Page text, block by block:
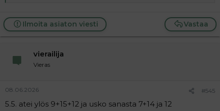
2.1 keskellä alhaalla 10 2 8 ei löydy oikeaa sanamuotoa
niistä on käytössä?
oik reuna fes 8, joka on numroc alla
vas reuna keskellä bäpai 12
oikealla 4 6
Vastaa
Ilmoita asiaton viesti
vierailija
Vieras
08.06.2026 #545
5.5. atei ylös 9+15+12 ja usko sanasta 7+14 ja 12